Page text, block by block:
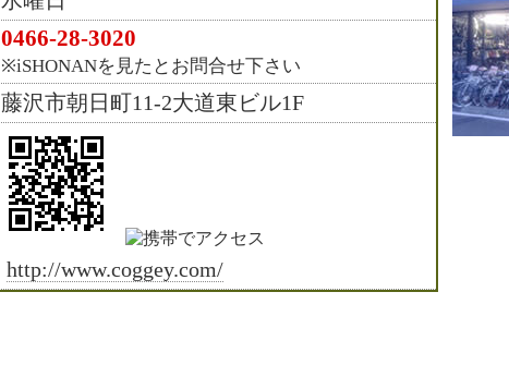
0466-28-3020
※iSHONANを見たとお問合せ下さい
藤沢市朝日町11-2大道東ビル1F
http://www.coggey.com/